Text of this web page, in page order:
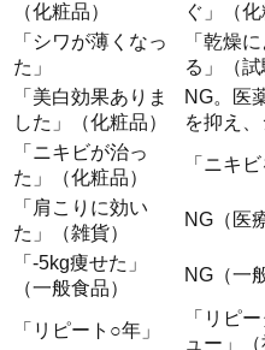
（化粧品）
ぐ」（化
「シワが薄くなっ
た」
「乾燥
る」（試
「美白効果ありま
した」（化粧品）
NG。医
を抑え
「ニキビが治っ
た」（化粧品）
「ニキ
「肩こりに効い
た」（雑貨）
NG（医
「-5kg痩せた」
（一般食品）
NG（一
「リピート○年」
「リピ
ュー」（